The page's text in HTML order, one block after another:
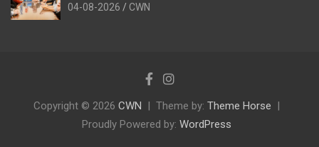
04-08-2026 CWN
Copyright © 2026 CWN Theme by: Theme Horse
Proudly Powered by: WordPress